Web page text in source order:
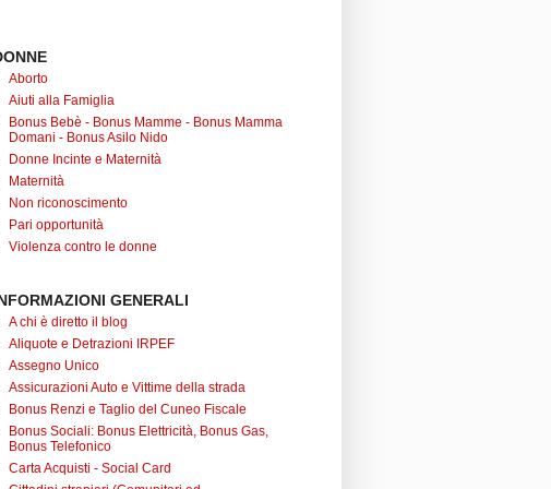
Aborto
Aiuti alla Famiglia
Bonus Bebè - Bonus Mamme - Bonus Mamma
Domani - Bonus Asilo Nido
Donne Incinte e Maternità
Maternità
Non riconoscimento
Pari opportunità
Violenza contro le donne
GENERALI
A chi è diretto il blog
Aliquote e Detrazioni IRPEF
Assegno Unico
Assicurazioni Auto e Vittime della strada
Bonus Renzi e Taglio del Cuneo Fiscale
Bonus Sociali: Bonus Elettricità, Bonus Gas,
Bonus Telefonico
Carta Acquisti - Social Card